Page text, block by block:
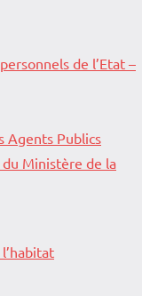
de l’Etat –
Agents Publics
Ministère de la